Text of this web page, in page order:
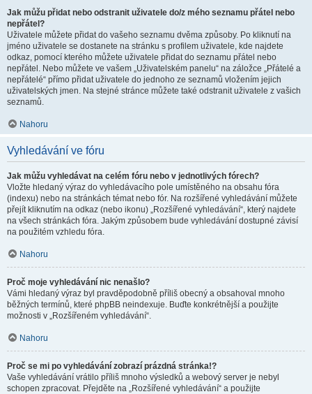
Jak můžu přidat nebo odstranit uživatele do/z mého seznamu přátel nebo
nepřátel?
Uživatele můžete přidat do vašeho seznamu dvěma způsoby. Po kliknutí na
jméno uživatele se dostanete na stránku s profilem uživatele, kde najdete
odkaz, pomocí kterého můžete uživatele přidat do seznamu přátel nebo
nepřátel. Nebo můžete ve vašem „Uživatelském panelu“ na záložce „Přátelé a
nepřátelé“ přímo přidat uživatele do jednoho ze seznamů vložením jejich
uživatelských jmen. Na stejné stránce můžete také odstranit uživatele z vašich
seznamů.
Nahoru
Vyhledávání ve fóru
Jak můžu vyhledávat na celém fóru nebo v jednotlivých fórech?
Vložte hledaný výraz do vyhledávacího pole umístěného na obsahu fóra
(indexu) nebo na stránkách témat nebo fór. Na rozšířené vyhledávání můžete
přejít kliknutím na odkaz (nebo ikonu) „Rozšířené vyhledávání“, který najdete
na všech stránkách fóra. Jakým způsobem bude vyhledávání dostupné závisí
na použitém vzhledu fóra.
Nahoru
Proč moje vyhledávání nic nenašlo?
Vámi hledaný výraz byl pravděpodobně příliš obecný a obsahoval mnoho
běžných termínů, které phpBB neindexuje. Buďte konkrétnější a použijte
možnosti v „Rozšířeném vyhledávání“.
Nahoru
Proč se mi po vyhledávání zobrazí prázdná stránka!?
Vaše vyhledávání vrátilo příliš mnoho výsledků a webový server je nebyl
schopen zpracovat. Přejděte na „Rozšířené vyhledávání“ a použijte